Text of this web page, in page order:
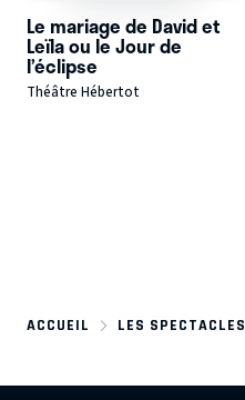
Le mariage de David et
Leïla ou le Jour de
l’éclipse
Théâtre Hébertot
ACCUEIL LES SPECTACLES